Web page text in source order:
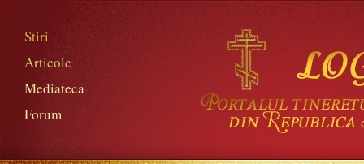
Stiri
Articole
Mediateca
Forum